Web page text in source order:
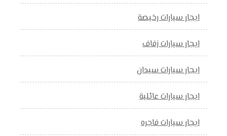
ايجار سيارات رخيصة
ايجار سيارات زفاف
ايجار سيارات سيدان
ايجار سيارات عائلية
ايجار سيارات فاجره